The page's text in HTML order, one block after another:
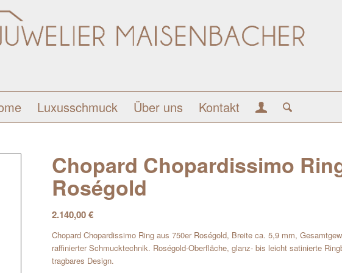
Luxusschmuck Über uns Kontakt
Chopard Chopardissimo
Roségold
2.140,00€
Chopard Chopardissimo Ring aus 750er Roségold, Breite ca. 5,9 mm,
raffinierter Schmucktechnik. Roségold-Oberfläche, glanz- bis leicht satinierte
tragbares Design.